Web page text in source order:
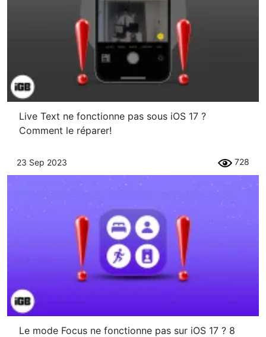
Live Text ne fonctionne pas sous iOS 17 ?
Comment le réparer!
23 Sep 2023 728
Le mode Focus ne fonctionne pas sur iOS 17 ? 8